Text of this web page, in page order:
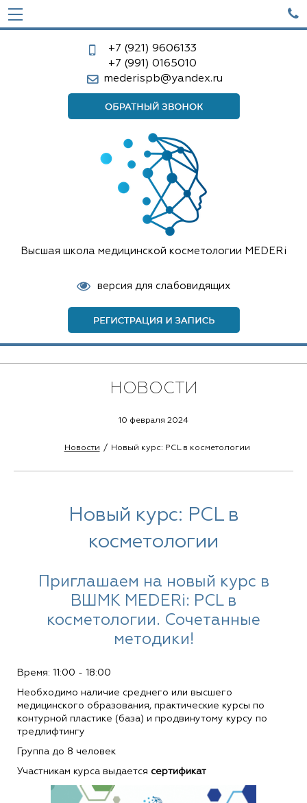

+7 (921) 9606133
+7 (991) 0165010
mederispb@yandex.ru
Высшая школа медицинской косметологии MEDERi
версия для слабовидящих
НОВОСТИ
10 февраля 2024
Новости Новый курс: PCL в косметологии
Новый курс: PCL в
косметологии
Приглашаем на новый курс в
ВШМК MEDERi: PCL в
косметологии. Сочетанные
методики!
Время: 11:00 - 18:00
Необходимо наличие среднего или высшего
медицинского образования, практические курсы по
контурной пластике (база) и продвинутому курсу по
тредлифтингу
Группа до 8 человек
Участникам курса выдается сертификат